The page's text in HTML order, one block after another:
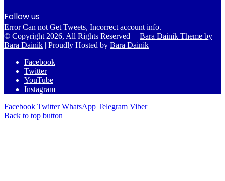
Follow us
Error Can not Get Tweets, Incorrect account info.
© Copyright 2026, All Rights Reserved | Bara Dainik Theme by
Bara Dainik | Proudly Hosted by Bara Dainik
Facebook
Twitter
YouTube
Instagram
Facebook Twitter WhatsApp Telegram Viber
Back to top button